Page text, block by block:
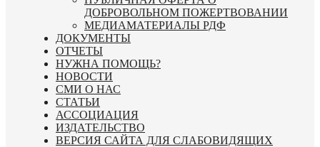
ДОБРОВОЛЬНОМ ПОЖЕРТВОВАНИИ
МЕДИАМАТЕРИАЛЫ РДФ
ДОКУМЕНТЫ
ОТЧЕТЫ
НУЖНА ПОМОЩЬ?
НОВОСТИ
СМИ О НАС
СТАТЬИ
АССОЦИАЦИЯ
ИЗДАТЕЛЬСТВО
ВЕРСИЯ САЙТА ДЛЯ СЛАБОВИДЯЩИХ